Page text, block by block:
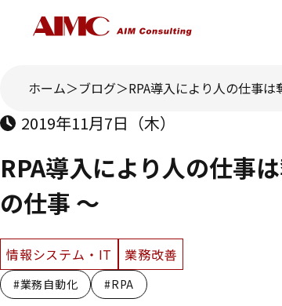
ホーム ブログ RPA導入により人の仕事
2019年11月7日（木）
RPA導入により人の仕事
の仕事 ～
情報システム・IT 業務改善
#業務自動化 #RPA